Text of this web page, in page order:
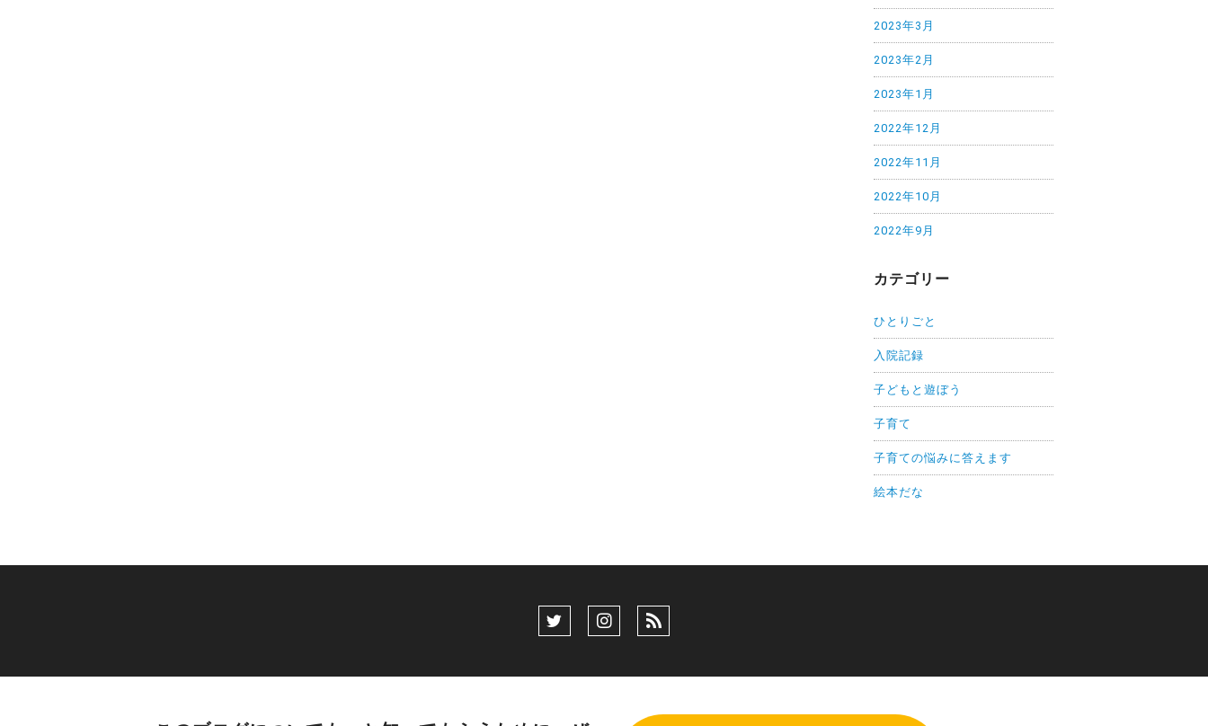
2023年3月
2023年2月
2023年1月
2022年12月
2022年11月
2022年10月
2022年9月
カテゴリー
ひとりごと
入院記録
子どもと遊ぼう
子育て
子育ての悩みに答えます
絵本だな